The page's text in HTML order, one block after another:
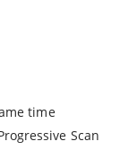
time
Scan